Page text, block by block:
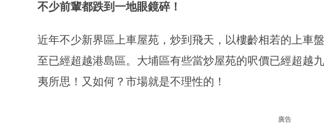
不少前輩都跌到一地眼鏡碎！
近年不少新界區上車屋苑，炒到飛天，以樓齡相若的上車
至已經超越港島區。大埔區有些當炒屋苑的呎價已經超越
夷所思！又如何？市場就是不理性的！
廣告